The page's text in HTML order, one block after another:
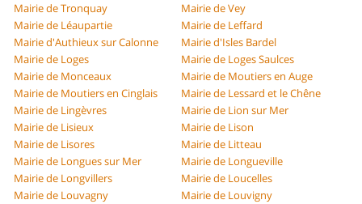
Mairie de Tronquay
Mairie de Vey
Mairie de Léaupartie
Mairie de Leffard
Mairie d'Authieux sur Calonne
Mairie d'Isles Bardel
Mairie de Loges
Mairie de Loges Saulces
Mairie de Monceaux
Mairie de Moutiers en Auge
Mairie de Moutiers en Cinglais
Mairie de Lessard et le Chêne
Mairie de Lingèvres
Mairie de Lion sur Mer
Mairie de Lisieux
Mairie de Lison
Mairie de Lisores
Mairie de Litteau
Mairie de Longues sur Mer
Mairie de Longueville
Mairie de Longvillers
Mairie de Loucelles
Mairie de Louvagny
Mairie de Louvigny